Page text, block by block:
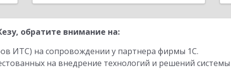
обратите внимание на:
ИТС) на сопровождении у партнера фирмы 1С.
на внедрение технологий и решений